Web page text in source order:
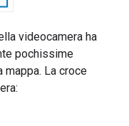
videocamera ha
pochissime
La croce